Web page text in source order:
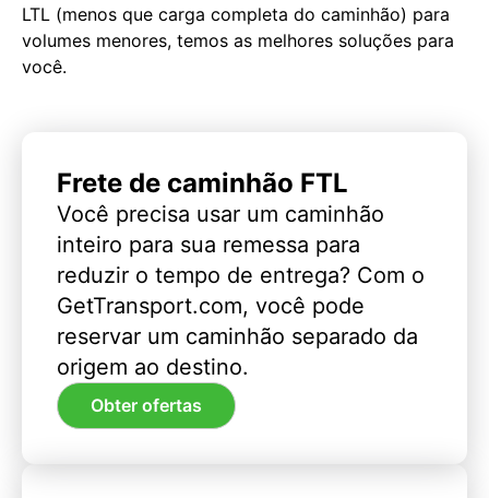
LTL (menos que carga completa do caminhão) para
volumes menores, temos as melhores soluções para
você.
Frete de caminhão FTL
Você precisa usar um caminhão
inteiro para sua remessa para
reduzir o tempo de entrega? Com o
GetTransport.com, você pode
reservar um caminhão separado da
origem ao destino.
Obter ofertas